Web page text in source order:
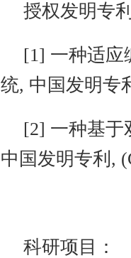
授权发明专
[1] 一种适应
统, 中国发明专
[2] 一种基于
中国发明专利 , (
科研项目：